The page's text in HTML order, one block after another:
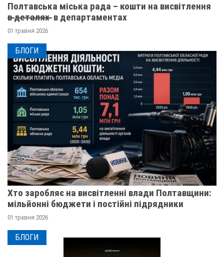
Полтавська міська рада – кошти на висвітлення
в̶ ̶д̶е̶т̶а̶л̶я̶х̶ ̶ в департаментах
01 травня 2026
БЛОГИ
Хто заробляє на висвітленні влади Полтавщини:
мільйонні бюджети і постійні підрядники
01 травня 2026
БЛОГИ